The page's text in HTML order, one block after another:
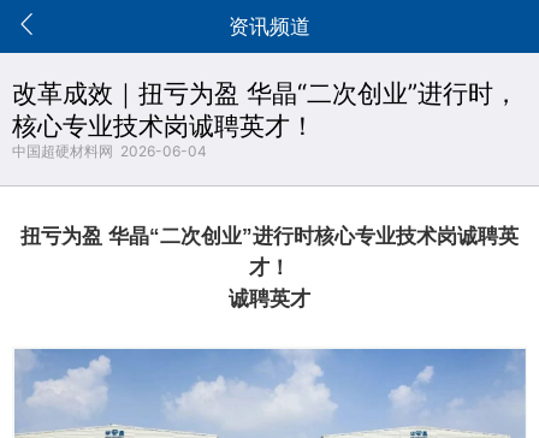
 资讯频道
改革成效｜扭亏为盈 华晶“二次创业”进行时，
核心专业技术岗诚聘英才！
中国超硬材料网 2026-06-04
扭亏为盈 华晶“二次创业”进行时核心专业技术岗诚聘英
才！
诚聘英才